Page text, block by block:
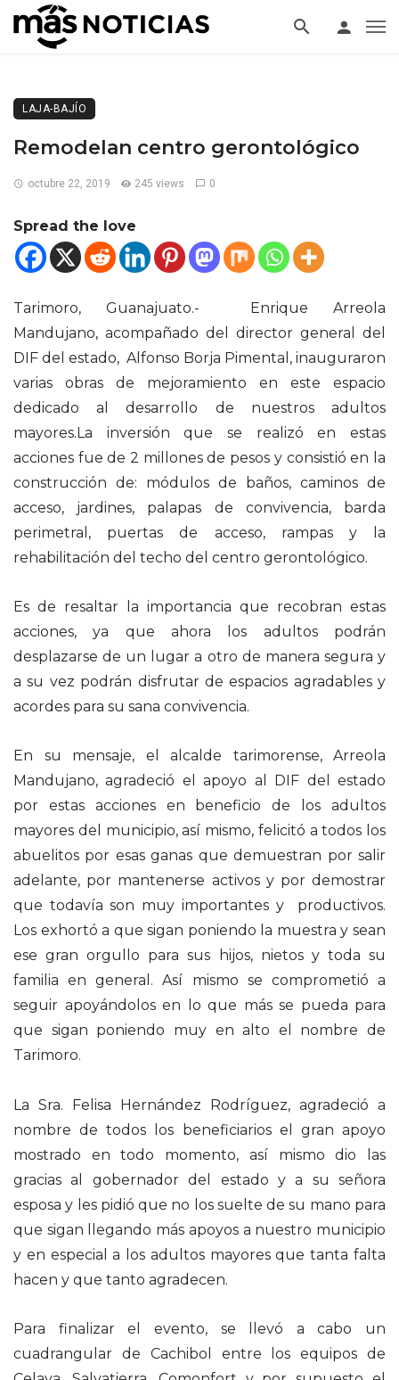
LAJA-BAJÍO
Remodelan centro gerontológico
octubre 22, 2019 245 views 0
Spread the love
Tarimoro, Guanajuato.- Enrique Arreola
Mandujano, acompañado del director general del
DIF del estado, Alfonso Borja Pimental, inauguraron
varias obras de mejoramiento en este espacio
dedicado al desarrollo de nuestros adultos
mayores.La inversión que se realizó en estas
acciones fue de 2 millones de pesos y consistió en la
construcción de: módulos de baños, caminos de
acceso, jardines, palapas de convivencia, barda
perimetral, puertas de acceso, rampas y la
rehabilitación del techo del centro gerontológico.
Es de resaltar la importancia que recobran estas
acciones, ya que ahora los adultos podrán
desplazarse de un lugar a otro de manera segura y
a su vez podrán disfrutar de espacios agradables y
acordes para su sana convivencia.
En su mensaje, el alcalde tarimorense, Arreola
Mandujano, agradeció el apoyo al DIF del estado
por estas acciones en beneficio de los adultos
mayores del municipio, así mismo, felicitó a todos los
abuelitos por esas ganas que demuestran por salir
adelante, por mantenerse activos y por demostrar
que todavía son muy importantes y productivos.
Los exhortó a que sigan poniendo la muestra y sean
ese gran orgullo para sus hijos, nietos y toda su
familia en general. Así mismo se comprometió a
seguir apoyándolos en lo que más se pueda para
que sigan poniendo muy en alto el nombre de
Tarimoro.
La Sra. Felisa Hernández Rodríguez, agradeció a
nombre de todos los beneficiarios el gran apoyo
mostrado en todo momento, así mismo dio las
gracias al gobernador del estado y a su señora
esposa y les pidió que no los suelte de su mano para
que sigan llegando más apoyos a nuestro municipio
y en especial a los adultos mayores que tanta falta
hacen y que tanto agradecen.
Para finalizar el evento, se llevó a cabo un
cuadrangular de Cachibol entre los equipos de